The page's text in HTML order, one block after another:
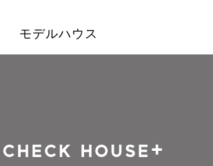
モデルハウス